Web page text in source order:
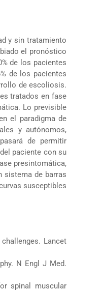
y sin tratamiento
el pronóstico
de los pacientes
de los pacientes
de escoliosis.
tratados en fase
Lo previsible
el paradigma de
y autónomos,
de permitir
paciente con su
presintomática,
sistema de barras
susceptibles
Lancet
N Engl J Med.
spinal muscular